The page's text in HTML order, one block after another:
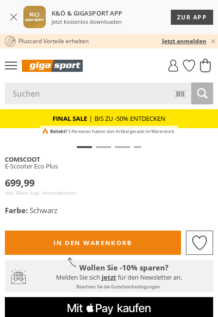
K&Ö & GIGASPORT APP
Jetzt kostenlos downloaden
ZUR APP
KOSTENLOSER VERSAND* & RÜCKVERSAND
Pluscard Vorteile erhalten Jetzt anmelden
GIGASTYLE
FAHRRAD­
MUST-HAVE
FINAL SALE | BIS ZU -50% ENTDECKEN
Beliebt! 5 Personen haben den Artikel gerade im Warenkorb
COMSCOOT
E-Scooter Eco Plus
699,99
inkl. Mwst zzgl. Versandkosten
Farbe: Schwarz
IN DEN WARENKORB
Wollen Sie -10% sparen?
Melden Sie sich jetztfür den Newsletter an.
Beachten Sie die Gutscheinbedingungen.